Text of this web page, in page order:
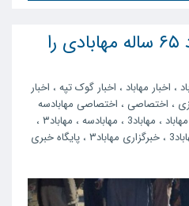
موتورسیکلت جان مرد ۶۵ ساله مهابادی را
، اخبار مهاباد ، اخبار گوک تپه ، اخبار
، اختصاصی ، اختصاصی مهابادسه
، مهاباد3 ، مهابادسه ، مهاباد۳
،
، خبرگزاری مهاباد۳ ، پایگاه خبری